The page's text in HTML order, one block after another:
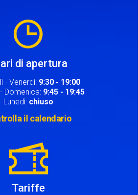
di apertura
- Venerdì: 9:30 - 19:00
Domenica: 9:45 - 19:45
Lunedì: chiuso
il calendario
Tariffe